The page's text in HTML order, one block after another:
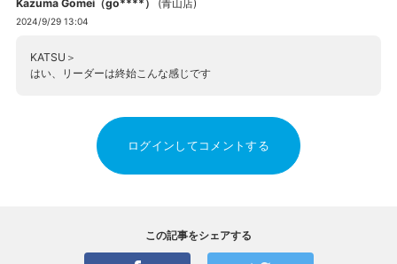
Kazuma Gomei（go****） (青山店)
2024/9/29 13:04
KATSU＞
はい、リーダーは終始こんな感じです
ログインしてコメントする
この記事をシェアする